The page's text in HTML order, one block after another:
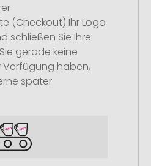
(Checkout) Ihr Logo
schließen Sie Ihre
gerade keine
Verfügung haben,
später